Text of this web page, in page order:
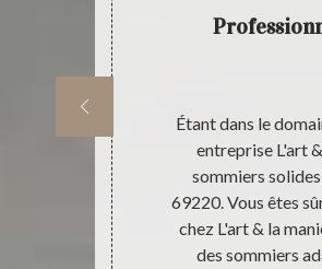
Étant dans le
entreprise L'art
sommiers
69220. Vous êtes
chez L'art & la
des sommiers